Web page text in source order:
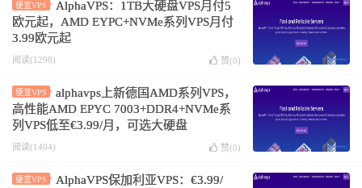
便宜VPS
AlphaVPS：1TB大硬盘VPS月付5
欧元起，AMD EYPC+NVMe系列VPS月付
3.99欧元起
阅读(1298) 赞(0)
便宜VPS
alphavps上新德国AMD系列VPS，
高性能AMD EPYC 7003+DDR4+NVMe系
列VPS低至€3.99/月，可选大硬盘
阅读(1404) 赞(0)
便宜VPS
AlphaVPS保加利亚VPS：€3.99/